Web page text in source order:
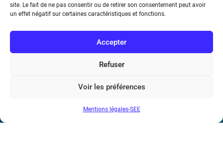
site. Le fait de ne pas consentir ou de retirer son consentement peut avoir
un effet négatif sur certaines caractéristiques et fonctions.
Accepter
Refuser
Voir les préférences
Mentions légales-SEE
Bicentenaire des découvertes d’André-
Conditions Générales de Vente
Mentions légales